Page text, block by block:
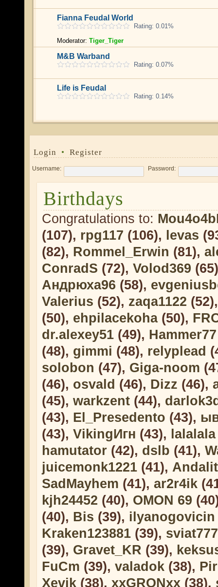
Fianna Feudal World
Rating: 0.01%
Moderator: Tiger_Tiger
M&B Warband
Rating: 0.07%
Life is Feudal
Rating: 0.14%
Login • Register
Username: Password:
Birthdays
Congratulations to:
(107), rpg117 (106), levas
(82), Rommel_Erwin (81),
ConradS (72), Volod369
Андрюха96 (58),
Valerius (52), zaqa1122
(50), ehpilacekoha(50),
dr.alexey51 (49), Hammer77
(48), gimmi (48), relyplead
solobon (47), Giga-noom
(46), osvald (46), Dizz (46),
(45), warkzent (44),
(43), El_Presedento (43),
(43), VikingИгн (43), lalalala
hamutator (42), dslb (41),
juicemonk1221 (41), Andalit
SadMayhem (41), ar2r4ik
kjh24452 (40), OMON 69
(40), Bis (39), ilyanogovicin
Kraken123881 (39), sviat777
(39), Gravet_KR (39),
FuCm (39), valadok (38),
Xevik (38), xxGRONxx (38),